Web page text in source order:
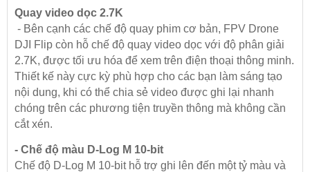
Quay video dọc 2.7K
- Bên cạnh các chế độ quay phim cơ bản, FPV Drone
DJI Flip còn hỗ chế độ quay video dọc với độ phân giải
2.7K, được tối ưu hóa để xem trên điện thoại thông minh.
Thiết kế này cực kỳ phù hợp cho các bạn làm sáng tạo
nội dung, khi có thể chia sẻ video được ghi lại nhanh
chóng trên các phương tiện truyền thông mà không cần
cắt xén.
- Chế độ màu D-Log M 10-bit
Chế độ D-Log M 10-bit hỗ trợ ghi lên đến một tỷ màu và